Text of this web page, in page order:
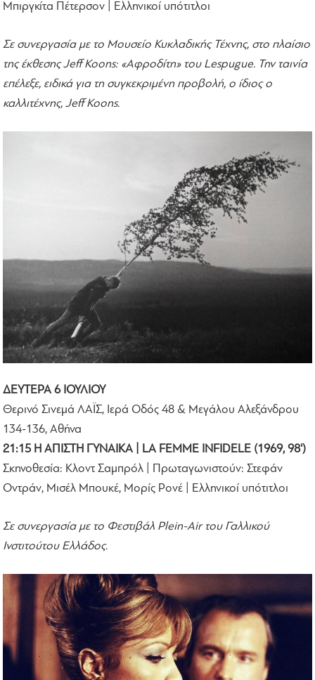
Μπιργκίτα Πέτερσον | Ελληνικοί υπότιτλοι
Σε συνεργασία με το Μουσείο Κυκλαδικής Τέχνης, στο πλαίσιο
της έκθεσης Jeff Koons: «Αφροδίτη» του Lespugue. Την ταινία
επέλεξε, ειδικά για τη συγκεκριμένη προβολή, ο ίδιος ο
καλλιτέχνης, Jeff Koons.
ΔΕΥΤΕΡΑ 6 ΙΟΥΛΙΟΥ
Θερινό Σινεμά ΛΑΪΣ, Ιερά Οδός 48 & Μεγάλου Αλεξάνδρου
134-136, Αθήνα
21:15 Η ΑΠΙΣΤΗ ΓΥΝΑΙΚΑ | LA FEMME INFIDELE (1969, 98')
Σκηνοθεσία: Κλοντ Σαμπρόλ | Πρωταγωνιστούν: Στεφάν
Οντράν, Μισέλ Μπουκέ, Μορίς Ρονέ | Ελληνικοί υπότιτλοι
Σε συνεργασία με το Φεστιβάλ Plein-Air του Γαλλικού
Ινστιτούτου Ελλάδος.